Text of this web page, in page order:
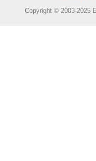
Copyright © 2003-2025